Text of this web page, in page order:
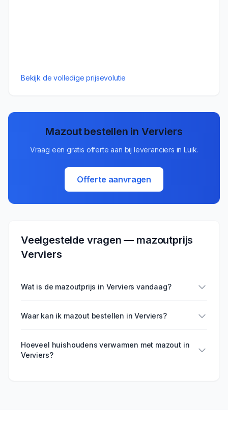
Bekijk de volledige prijsevolutie
Mazout bestellen in Verviers
Vraag een gratis offerte aan bij leveranciers inLuik.
Offerte aanvragen
Veelgestelde vragen — mazoutprijs
Verviers
Wat is de mazoutprijs in Verviers vandaag?
Waar kan ik mazout bestellen in Verviers?
Hoeveel huishoudens verwarmen met mazout in
Verviers?